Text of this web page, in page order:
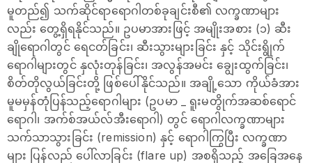
မူတည်၍ သက်ဆိုင်ရာရောဂါတစ်ခုချင်းစီ၏ လက္ခဏာများ
လည်း တွေ့ရှိရနိုင်သည်။ ဥပမာအားဖြင့် အမျိုးအစား (၁) ဆီး
ချို‌ရောဂါတွင် ရေငတ်ခြင်း၊ ဆီးသွားများခြင်း နှင့် သိုင်းရွိုက်
ရောဂါများတွင် နှလုံးတုန်ခြင်း၊ အလွန်အမင်း ချွေးထွက်ခြင်း၊
စိတ်တိုလွယ်ခြင်းတို့ ဖြစ်ပေါ်နိုင်သည်။ အချို့သော ကိုယ်ခံအား
မူမမှန်တုံပြန်သည့်ရောဂါများ (ဥပမာ _ ရူးမတွိုက်အဆစ်ရောင်
ရောဂါ၊ အက်စ်အယ်လ်အီးရောဂါ) တွင် ရောဂါလက္ခဏာများ
သက်သာသွားခြင်း (remission) နှင့် ရောဂါကြွပြီး လက္ခဏာ
များ ပြန်လည် ပေါ်လာခြင်း (flare up) အစရှိသည့် အခြေအနေ